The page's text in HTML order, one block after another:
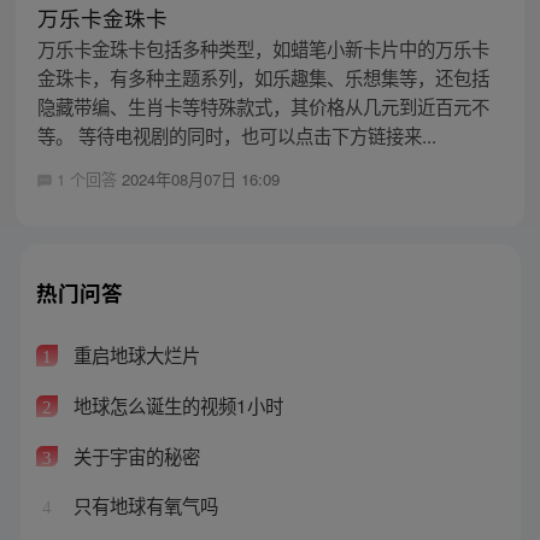
万乐卡金珠卡
万乐卡金珠卡包括多种类型，如蜡笔小新卡片中的万乐卡
金珠卡，有多种主题系列，如乐趣集、乐想集等，还包括
隐藏带编、生肖卡等特殊款式，其价格从几元到近百元不
等。 等待电视剧的同时，也可以点击下方链接来...
1 个回答 2024年08月07日 16:09
热门问答
1 重启地球大烂片
2 地球怎么诞生的视频1小时
3 关于宇宙的秘密
4 只有地球有氧气吗